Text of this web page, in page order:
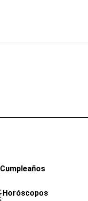
Cumpleaños
Horóscopos